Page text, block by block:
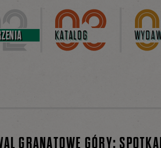
KATALOG
GRANATOWE GÓRY: